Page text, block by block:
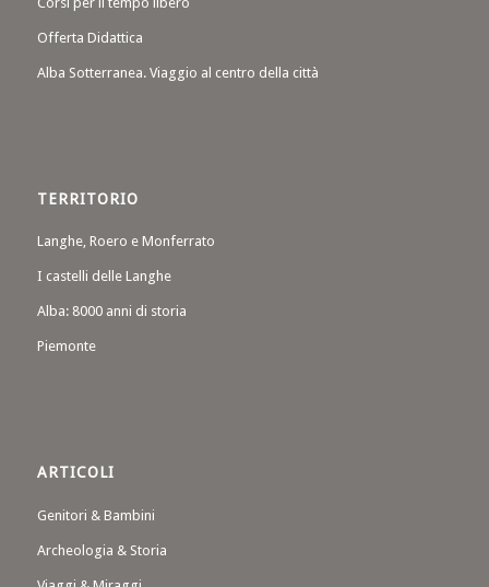
Offerta Didattica
Alba Sotterranea. Viaggio al centro della città
TERRITORIO
Langhe, Roero e Monferrato
I castelli delle Langhe
Alba: 8000 anni di storia
Piemonte
ARTICOLI
Genitori & Bambini
Archeologia & Storia